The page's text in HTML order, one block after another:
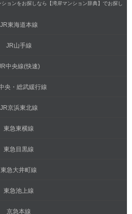
ョンをお探しなら【湾岸マンション辞典】でお探し
JR東海道本線
JR山手線
中央線(快速)
央・総武緩行線
JR京浜東北線
東急東横線
東急目黒線
東急大井町線
東急池上線
京急本線